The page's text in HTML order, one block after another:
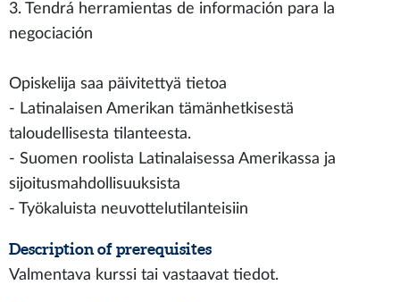
3. Tendrá herramientas de información para la
negociación
Opiskelija saa päivitettyä tietoa
- Latinalaisen Amerikan tämänhetkisestä
taloudellisesta tilanteesta.
- Suomen roolista Latinalaisessa Amerikassa ja
sijoitusmahdollisuuksista
- Työkaluista neuvottelutilanteisiin
Description of prerequisites
Valmentava kurssi tai vastaavat tiedot.